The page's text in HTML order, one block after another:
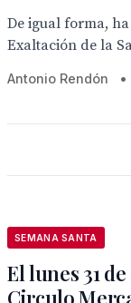
De igual forma,
Exaltación de la
Antonio Rendón •
SEMANA SANTA
El lunes 31
Circulo